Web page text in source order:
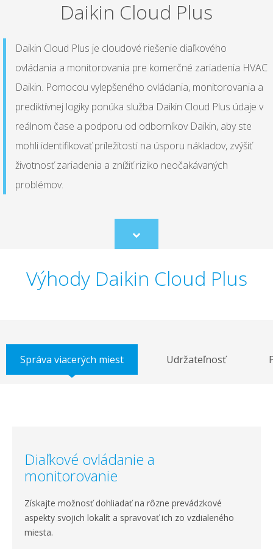
Daikin Cloud Plus
Daikin Cloud Plus je cloudové riešenie diaľkového
ovládania a monitorovania pre komerčné zariadenia HVAC
Daikin. Pomocou vylepšeného ovládania, monitorovania a
prediktívnej logiky ponúka služba Daikin Cloud Plus údaje v
reálnom čase a podporu od odborníkov Daikin, aby ste
mohli identifikovať príležitosti na úsporu nákladov, zvýšiť
životnosť zariadenia a znížiť riziko neočakávaných
problémov.
Scroll
to
Výhody Daikin Cloud Plus
Správa viacerých miest Udržateľnosť
Diaľkové ovládanie a
monitorovanie
Získajte možnosť dohliadať na rôzne prevádzkové
aspekty svojich lokalít a spravovať ich zo vzdialeného
miesta.